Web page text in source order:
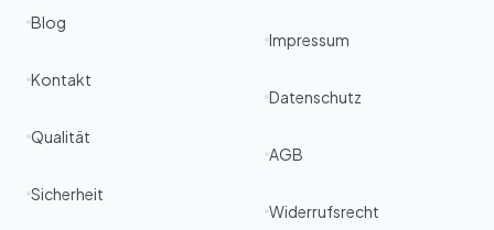
Blog
Kontakt
Qualität
Sicherheit
Impressum
Datenschutz
AGB
Widerrufsrecht